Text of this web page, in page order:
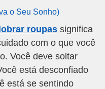
o Seu Sonho)
roupas significa
com o que você
Você deve soltar
está desconfiado
está se sentindo